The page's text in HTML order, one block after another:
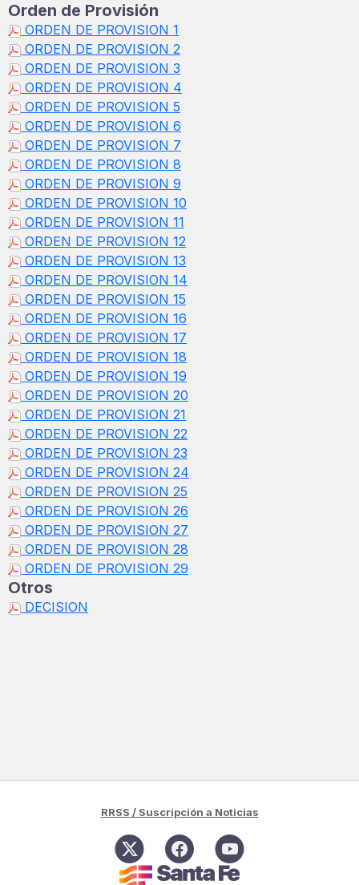
Orden de Provisión
ORDEN DE PROVISION 1
ORDEN DE PROVISION 2
ORDEN DE PROVISION 3
ORDEN DE PROVISION 4
ORDEN DE PROVISION 5
ORDEN DE PROVISION 6
ORDEN DE PROVISION 7
ORDEN DE PROVISION 8
ORDEN DE PROVISION 9
ORDEN DE PROVISION 10
ORDEN DE PROVISION 11
ORDEN DE PROVISION 12
ORDEN DE PROVISION 13
ORDEN DE PROVISION 14
ORDEN DE PROVISION 15
ORDEN DE PROVISION 16
ORDEN DE PROVISION 17
ORDEN DE PROVISION 18
ORDEN DE PROVISION 19
ORDEN DE PROVISION 20
ORDEN DE PROVISION 21
ORDEN DE PROVISION 22
ORDEN DE PROVISION 23
ORDEN DE PROVISION 24
ORDEN DE PROVISION 25
ORDEN DE PROVISION 26
ORDEN DE PROVISION 27
ORDEN DE PROVISION 28
ORDEN DE PROVISION 29
Otros
DECISION
RRSS / Suscripción a Noticias